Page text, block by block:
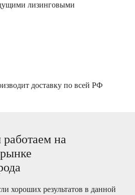
лизинговыми
доставку по всей РФ
на
хороших результатов в данной